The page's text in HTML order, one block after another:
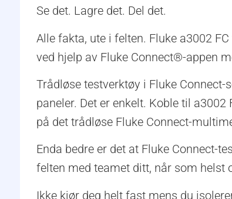
Se det. Lagre det. Del det.
Alle fakta, ute i felten. Fluke a3002
ved hjelp av Fluke Connect®-appen
Trådløse testverktøy i Fluke
paneler. Det er enkelt. Koble til
på det trådløse Fluke Connect-
Enda bedre er det at Fluke Connect-
felten med teamet ditt, når som helst
Ikke kjør deg helt fast mens du